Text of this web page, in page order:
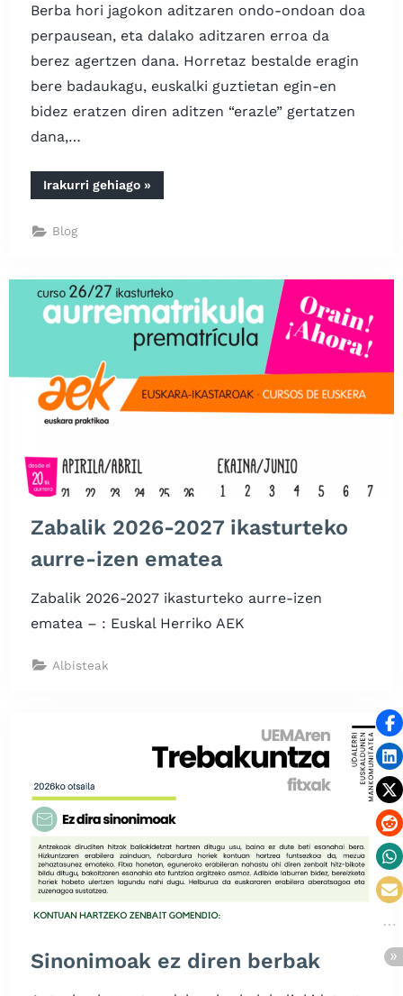
Berba hori jagokon aditzaren ondo-ondoan doa
perpausean, eta dalako aditzaren erroa da
berez agertzen dana. Horretaz bestalde eragin
bere badaukagu, euskalki guztietan egin-en
bidez eratzen diren aditzen “erazle” gertatzen
dana,…
Irakurri gehiago“-
arazi
»
Blog
Zabalik 2026-2027 ikasturteko
aurre-izen ematea
Zabalik 2026-2027 ikasturteko aurre-izen
ematea – : Euskal Herriko AEK
Albisteak
Sinonimoak ez diren berbak